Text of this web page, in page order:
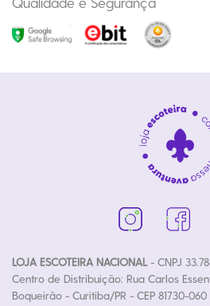
LOJA ESCOTEIRA NACIONAL- CNPJ
Centro de Distribuição: Rua Carlos
Boqueirão - Curitiba/PR - CEP 81730-060